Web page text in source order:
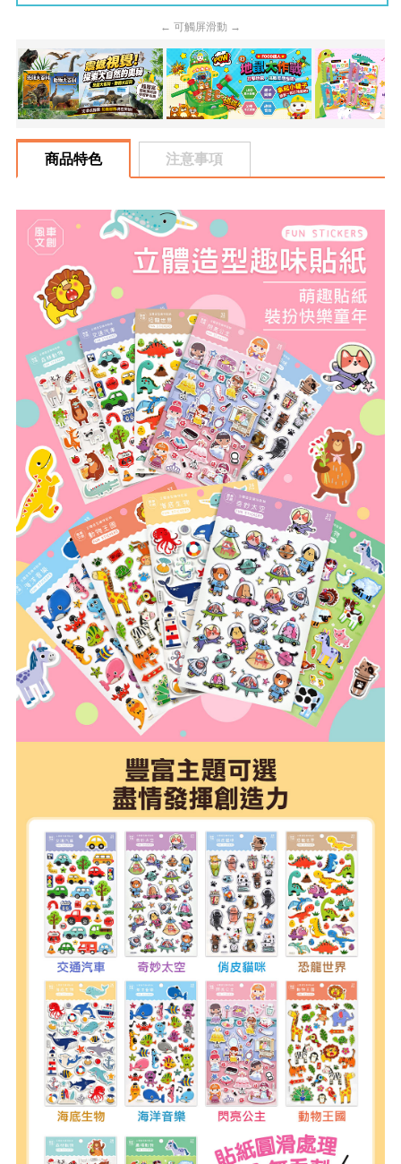
← 可觸屏滑動 →
商品特色 注意事項